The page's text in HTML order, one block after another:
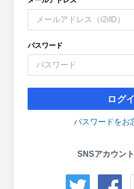
パスワード
ログ
パスワードをお
SNSアカウン